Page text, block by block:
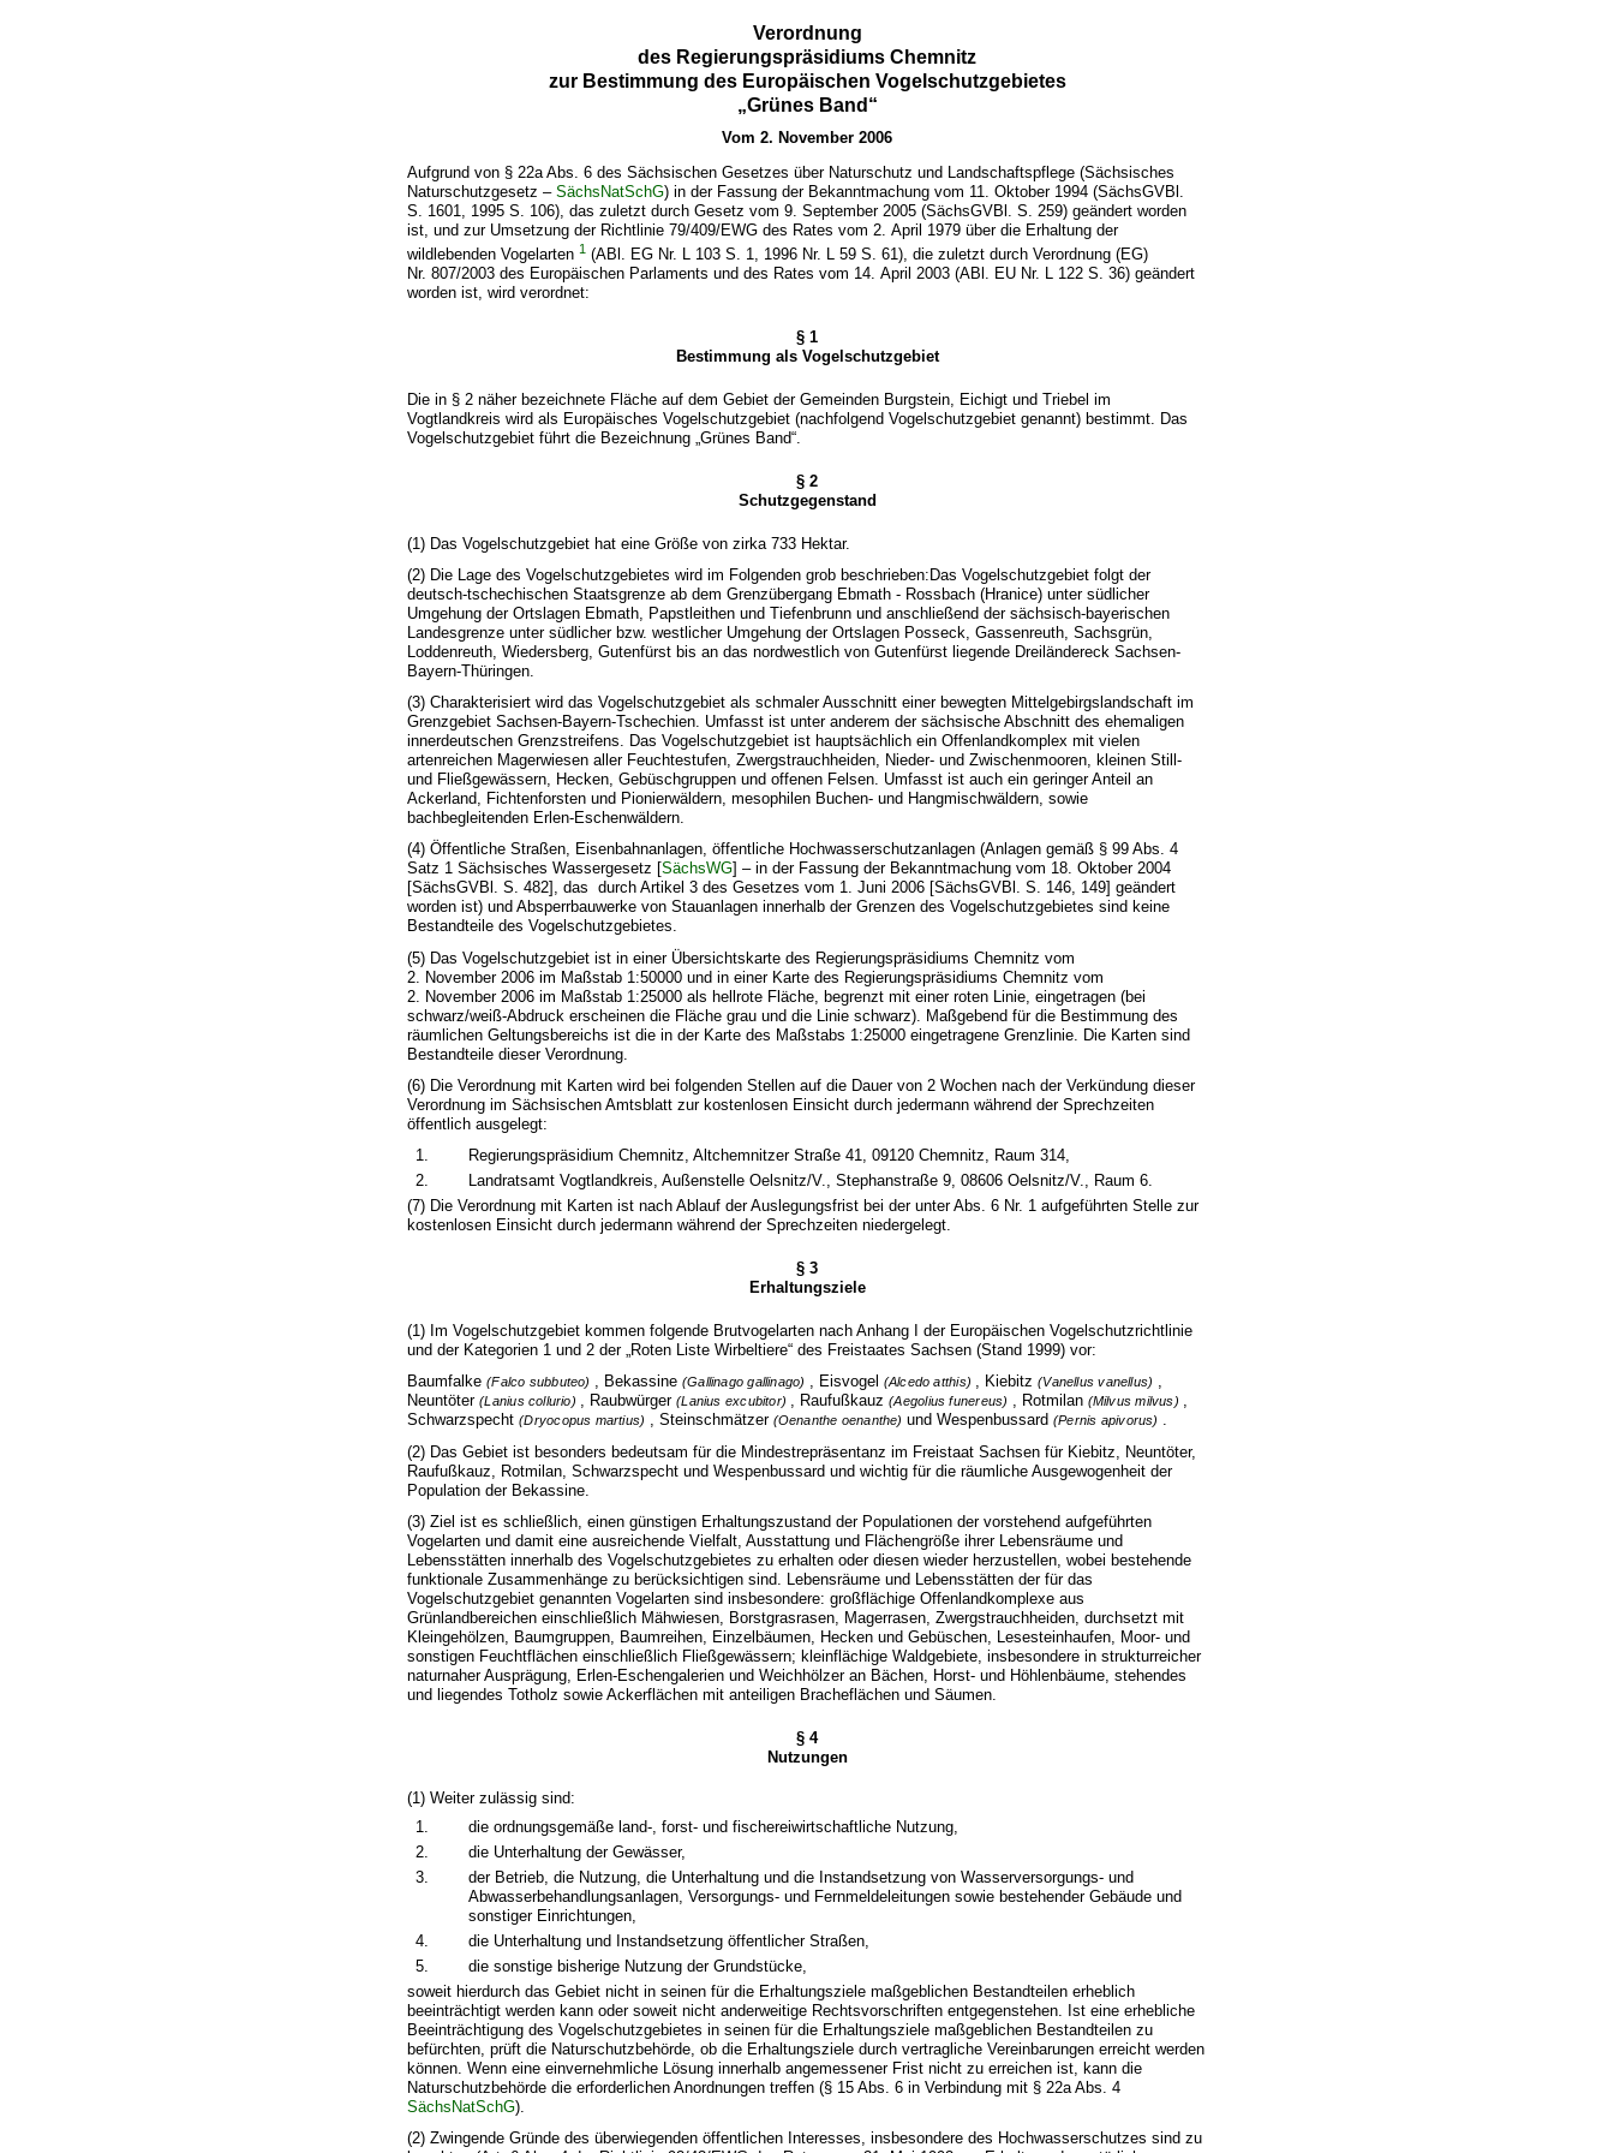
Verordnung
des Regierungspräsidiums Chemnitz
zur Bestimmung des Europäischen Vogelschutzgebietes
„Grünes Band“
Vom 2. November 2006
Aufgrund von § 22a Abs. 6 des Sächsischen Gesetzes über Naturschutz und Landschaftspflege (Sächsisches
Naturschutzgesetz –SächsNatSchG) in der Fassung der Bekanntmachung vom 11. Oktober 1994 (SächsGVBl.
S. 1601, 1995 S. 106), das zuletzt durch Gesetz vom 9. September 2005 (SächsGVBl. S. 259) geändert worden
ist, und zur Umsetzung der Richtlinie 79/409/EWG des Rates vom 2. April 1979 über die Erhaltung der
wildlebenden Vogelarten1 (ABl. EG Nr. L 103 S. 1, 1996 Nr. L 59 S. 61), die zuletzt durch Verordnung (EG)
Nr. 807/2003 des Europäischen Parlaments und des Rates vom 14. April 2003 (ABl. EU Nr. L 122 S. 36) geändert
worden ist, wird verordnet:
§ 1
Bestimmung als Vogelschutzgebiet
Die in § 2 näher bezeichnete Fläche auf dem Gebiet der Gemeinden Burgstein, Eichigt und Triebel im
Vogtlandkreis wird als Europäisches Vogelschutzgebiet (nachfolgend Vogelschutzgebiet genannt) bestimmt. Das
Vogelschutzgebiet führt die Bezeichnung „Grünes Band“.
§ 2
Schutzgegenstand
(1) Das Vogelschutzgebiet hat eine Größe von zirka 733 Hektar.
(2) Die Lage des Vogelschutzgebietes wird im Folgenden grob beschrieben:Das Vogelschutzgebiet folgt der
deutsch-tschechischen Staatsgrenze ab dem Grenzübergang Ebmath - Rossbach (Hranice) unter südlicher
Umgehung der Ortslagen Ebmath, Papstleithen und Tiefenbrunn und anschließend der sächsisch-bayerischen
Landesgrenze unter südlicher bzw. westlicher Umgehung der Ortslagen Posseck, Gassenreuth, Sachsgrün,
Loddenreuth, Wiedersberg, Gutenfürst bis an das nordwestlich von Gutenfürst liegende Dreiländereck Sachsen-
Bayern-Thüringen.
(3) Charakterisiert wird das Vogelschutzgebiet als schmaler Ausschnitt einer bewegten Mittelgebirgslandschaft im
Grenzgebiet Sachsen-Bayern-Tschechien. Umfasst ist unter anderem der sächsische Abschnitt des ehemaligen
innerdeutschen Grenzstreifens. Das Vogelschutzgebiet ist hauptsächlich ein Offenlandkomplex mit vielen
artenreichen Magerwiesen aller Feuchtestufen, Zwergstrauchheiden, Nieder- und Zwischenmooren, kleinen Still-
und Fließgewässern, Hecken, Gebüschgruppen und offenen Felsen. Umfasst ist auch ein geringer Anteil an
Ackerland, Fichtenforsten und Pionierwäldern, mesophilen Buchen- und Hangmischwäldern, sowie
bachbegleitenden Erlen-Eschenwäldern.
(4) Öffentliche Straßen, Eisenbahnanlagen, öffentliche Hochwasserschutzanlagen (Anlagen gemäß § 99 Abs. 4
Satz 1 Sächsisches Wassergesetz [SächsWG] – in der Fassung der Bekanntmachung vom 18. Oktober 2004
[SächsGVBl. S. 482], das durch Artikel 3 des Gesetzes vom 1. Juni 2006 [SächsGVBl. S. 146, 149] geändert
worden ist) und Absperrbauwerke von Stauanlagen innerhalb der Grenzen des Vogelschutzgebietes sind keine
Bestandteile des Vogelschutzgebietes.
(5) Das Vogelschutzgebiet ist in einer Übersichtskarte des Regierungspräsidiums Chemnitz vom
2. November 2006 im Maßstab 1:50000 und in einer Karte des Regierungspräsidiums Chemnitz vom
2. November 2006 im Maßstab 1:25000 als hellrote Fläche, begrenzt mit einer roten Linie, eingetragen (bei
schwarz/weiß-Abdruck erscheinen die Fläche grau und die Linie schwarz). Maßgebend für die Bestimmung des
räumlichen Geltungsbereichs ist die in der Karte des Maßstabs 1:25000 eingetragene Grenzlinie. Die Karten sind
Bestandteile dieser Verordnung.
(6) Die Verordnung mit Karten wird bei folgenden Stellen auf die Dauer von 2 Wochen nach der Verkündung dieser
Verordnung im Sächsischen Amtsblatt zur kostenlosen Einsicht durch jedermann während der Sprechzeiten
öffentlich ausgelegt:
1.
Regierungspräsidium Chemnitz, Altchemnitzer Straße 41, 09120 Chemnitz, Raum 314,
2.
Landratsamt Vogtlandkreis, Außenstelle Oelsnitz/V., Stephanstraße 9, 08606 Oelsnitz/V., Raum 6.
(7) Die Verordnung mit Karten ist nach Ablauf der Auslegungsfrist bei der unter Abs. 6 Nr. 1 aufgeführten Stelle zur
kostenlosen Einsicht durch jedermann während der Sprechzeiten niedergelegt.
§ 3
Erhaltungsziele
(1) Im Vogelschutzgebiet kommen folgende Brutvogelarten nach Anhang I der Europäischen Vogelschutzrichtlinie
und der Kategorien 1 und 2 der „Roten Liste Wirbeltiere“ des Freistaates Sachsen (Stand 1999) vor:
Baumfalke(Falco subbuteo) , Bekassine (Gallinago gallinago) , Eisvogel (Alcedo atthis) , Kiebitz(Vanellus vanellus) ,
Neuntöter(Lanius collurio) , Raubwürger(Lanius excubitor) , Raufußkauz(Aegolius funereus) , Rotmilan (Milvus milvus) ,
Schwarzspecht(Dryocopus martius) , Steinschmätzer (Oenanthe oenanthe) und Wespenbussard (Pernis apivorus) .
(2) Das Gebiet ist besonders bedeutsam für die Mindestrepräsentanz im Freistaat Sachsen für Kiebitz, Neuntöter,
Raufußkauz, Rotmilan, Schwarzspecht und Wespenbussard und wichtig für die räumliche Ausgewogenheit der
Population der Bekassine.
(3) Ziel ist es schließlich, einen günstigen Erhaltungszustand der Populationen der vorstehend aufgeführten
Vogelarten und damit eine ausreichende Vielfalt, Ausstattung und Flächengröße ihrer Lebensräume und
Lebensstätten innerhalb des Vogelschutzgebietes zu erhalten oder diesen wieder herzustellen, wobei bestehende
funktionale Zusammenhänge zu berücksichtigen sind. Lebensräume und Lebensstätten der für das
Vogelschutzgebiet genannten Vogelarten sind insbesondere: großflächige Offenlandkomplexe aus
Grünlandbereichen einschließlich Mähwiesen, Borstgrasrasen, Magerrasen, Zwergstrauchheiden, durchsetzt mit
Kleingehölzen, Baumgruppen, Baumreihen, Einzelbäumen, Hecken und Gebüschen, Lesesteinhaufen, Moor- und
sonstigen Feuchtflächen einschließlich Fließgewässern; kleinflächige Waldgebiete, insbesondere in strukturreicher
naturnaher Ausprägung, Erlen-Eschengalerien und Weichhölzer an Bächen, Horst- und Höhlenbäume, stehendes
und liegendes Totholz sowie Ackerflächen mit anteiligen Bracheflächen und Säumen.
§ 4
Nutzungen
(1) Weiter zulässig sind:
1.
die ordnungsgemäße land-, forst- und fischereiwirtschaftliche Nutzung,
2.
die Unterhaltung der Gewässer,
3.
der Betrieb, die Nutzung, die Unterhaltung und die Instandsetzung von Wasserversorgungs- und
Abwasserbehandlungsanlagen, Versorgungs- und Fernmeldeleitungen sowie bestehender Gebäude und
sonstiger Einrichtungen,
4.
die Unterhaltung und Instandsetzung öffentlicher Straßen,
5.
die sonstige bisherige Nutzung der Grundstücke,
soweit hierdurch das Gebiet nicht in seinen für die Erhaltungsziele maßgeblichen Bestandteilen erheblich
beeinträchtigt werden kann oder soweit nicht anderweitige Rechtsvorschriften entgegenstehen. Ist eine erhebliche
Beeinträchtigung des Vogelschutzgebietes in seinen für die Erhaltungsziele maßgeblichen Bestandteilen zu
befürchten, prüft die Naturschutzbehörde, ob die Erhaltungsziele durch vertragliche Vereinbarungen erreicht werden
können. Wenn eine einvernehmliche Lösung innerhalb angemessener Frist nicht zu erreichen ist, kann die
Naturschutzbehörde die erforderlichen Anordnungen treffen (§ 15 Abs. 6 in Verbindung mit § 22a Abs. 4
SächsNatSchG).
(2) Zwingende Gründe des überwiegenden öffentlichen Interesses, insbesondere des Hochwasserschutzes sind zu